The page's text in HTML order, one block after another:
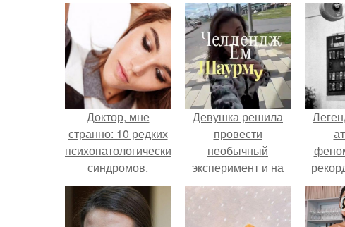
Доктор, мне
странно: 10 редких
психопатологических
синдромов.
Девушка решила
провести
необычный
эксперимент и на
протяжении 30
дней питалась
одной шаурмой.